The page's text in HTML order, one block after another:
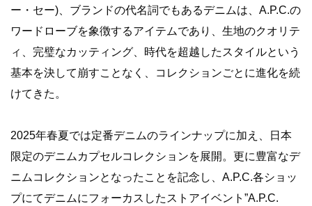
ー・セー)、ブランドの代名詞でもあるデニムは、A.P.C.の
ワードローブを象徴するアイテムであり、生地のクオリテ
ィ、完璧なカッティング、時代を超越したスタイルという
基本を決して崩すことなく、コレクションごとに進化を続
けてきた。
2025年春夏では定番デニムのラインナップに加え、日本
限定のデニムカプセルコレクションを展開。更に豊富なデ
ニムコレクションとなったことを記念し、A.P.C.各ショッ
プにてデニムにフォーカスしたストアイベント”A.P.C.